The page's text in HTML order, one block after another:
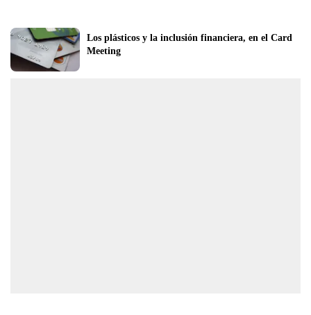
Los plásticos y la inclusión financiera, en el Card
Meeting